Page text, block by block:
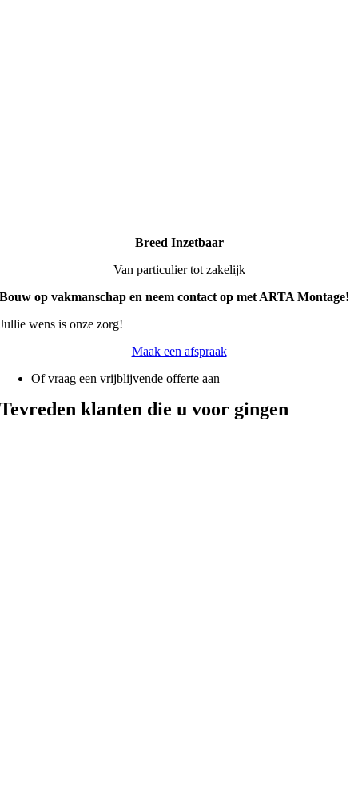
Breed Inzetbaar
Van particulier tot zakelijk
Bouwopvakmanschap en neemcontactopmet ARTAMontage!
Jullie wens is onze zorg!
Maak een afspraak
Of vraag een vrijblijvende offerte aan
Tevreden klanten die u voor gingen